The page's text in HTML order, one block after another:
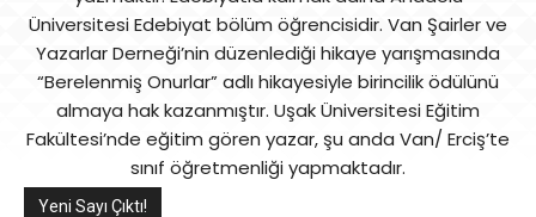
Üniversitesi Edebiyat bölüm öğrencisidir. Van Şairler ve
Yazarlar Derneği’nin düzenlediği hikaye yarışmasında
“Berelenmiş Onurlar” adlı hikayesiyle birincilik ödülünü
almaya hak kazanmıştır. Uşak Üniversitesi Eğitim
Fakültesi’nde eğitim gören yazar, şu anda Van/ Erciş’te
sınıf öğretmenliği yapmaktadır.
Yeni Sayı Çıktı!